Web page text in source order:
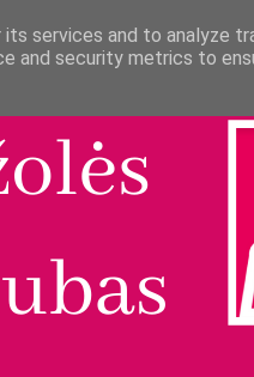
services and to analyze
and security metrics to